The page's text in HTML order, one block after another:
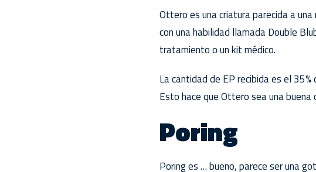
Ottero es una criatura parecida a
con una habilidad llamada Double
tratamiento o un kit médico.
La cantidad de EP recibida es el
Esto hace que Ottero sea una buena
Poring
Poring es … bueno, parece ser una